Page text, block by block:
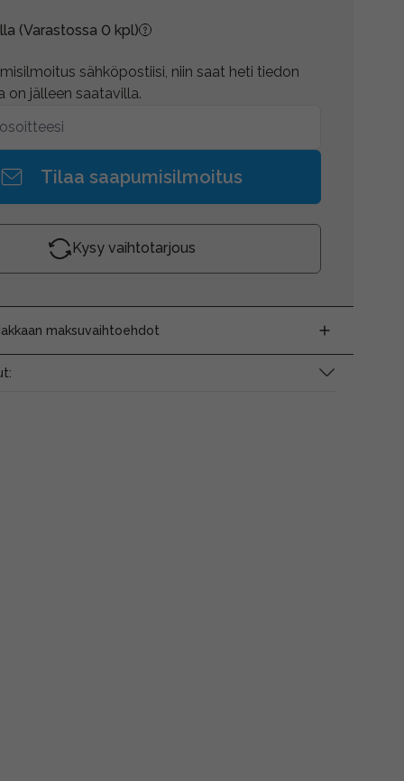
(Varastossa 0 kpl)
sähköpostiisi, niin saat heti tiedon
on jälleen saatavilla.
Tilaa saapumisilmoitus
Kysy vaihtotarjous
maksuvaihtoehdot